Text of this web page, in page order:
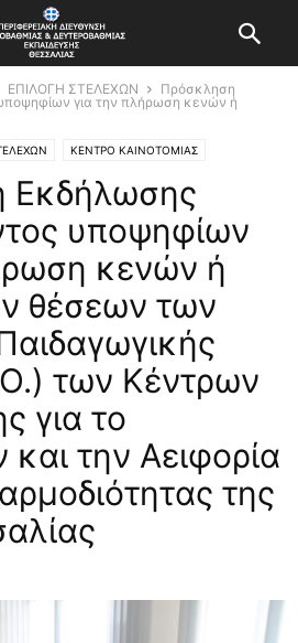
ΕΠΙΛΟΓΗ ΣΤΕΛΕΧΩΝ
Πρόσκληση
για την πλήρωση κενών ή
ΚΕΝΤΡΟ ΚΑΙΝΟΤΟΜΙΑΣ
Εκδήλωσης
υποψηφίων
κενών ή
θέσεων των
των Κέντρων
για το
και την Αειφορία
της